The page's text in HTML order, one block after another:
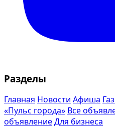
Разделы
Главная Новости Афиша
«Пульс города» Все
объявлениеДля бизнеса